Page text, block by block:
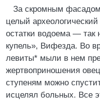
За скромным
целый
остатки водоема — так
купель», Вифезда. Во
левиты* мыли в нем
жертвоприношения
ступеням можно
исцелял больных. Все